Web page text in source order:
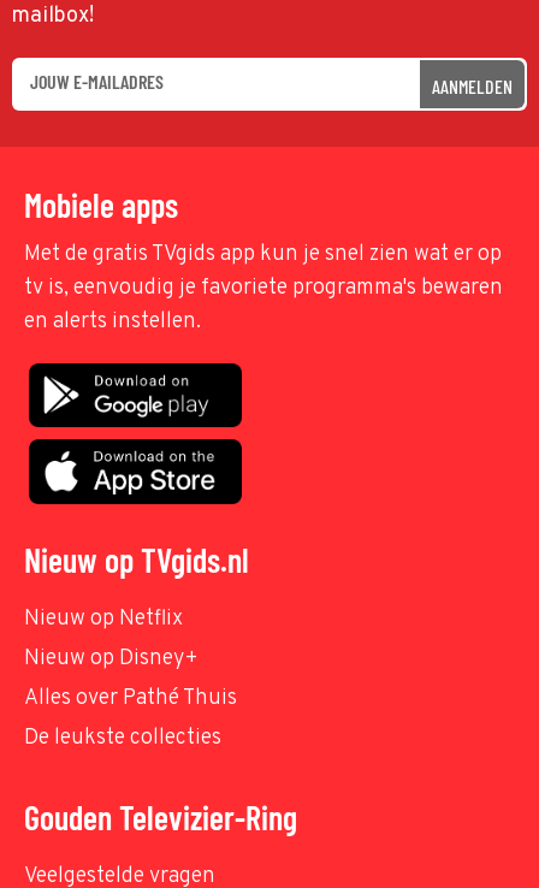
mailbox!
AANMELDEN
Mobiele apps
Met de gratis TVgids app kun je snel zien wat er op
tv is, eenvoudig je favoriete programma's bewaren
en alerts instellen.
Nieuw op TVgids.nl
Nieuw op Netflix
Nieuw op Disney+
Alles over Pathé Thuis
De leukste collecties
Gouden Televizier-Ring
Veelgestelde vragen